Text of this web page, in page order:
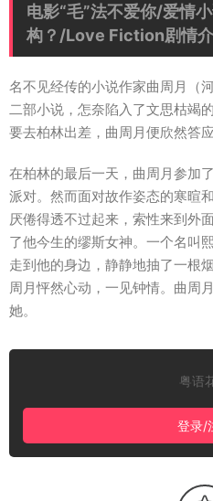
电影“毛”法不爱你/爱情
构？/Love Fiction剧情
名不见经传的小说作家曲周月（
二部小说，怎奈陷入了文思枯竭
要去柏林出差，曲周月便欣然答
在柏林的最后一天，曲周月参加
派对。然而面对故作姿态的寒暄
厌倦得透不过起来，索性来到外
了他今生的缪斯女神。一个名叫
走到他的身边，静静地抽了一根
周月怦然心动，一见钟情。曲周
她。
粤语
登录/